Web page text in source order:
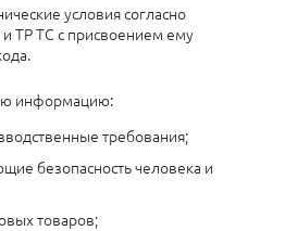
условия согласно
ТР ТС с присвоением ему
информацию:
требования;
безопасность человека и
товаров;